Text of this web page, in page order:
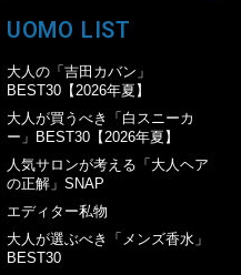
UOMO LIST
大人の「吉田カバン」
BEST30【2026年夏】
大人が買うべき「白スニーカ
ー」BEST30【2026年夏】
人気サロンが考える「大人ヘア
の正解」SNAP
エディター私物
大人が選ぶべき「メンズ香水」
BEST30